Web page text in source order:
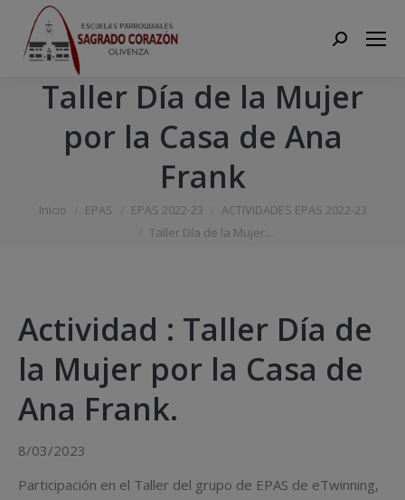
Search:
Taller Día de la Mujer
por la Casa de Ana
Frank
Estás aquí:
Inicio EPAS EPAS 2022-23
ACTIVIDADES EPAS 2022-23
Taller Día de la Mujer…
Actividad : Taller Día de
la Mujer por la Casa de
Ana Frank.
8/03/2023
Participación en el Taller del grupo de EPAS de eTwinning,